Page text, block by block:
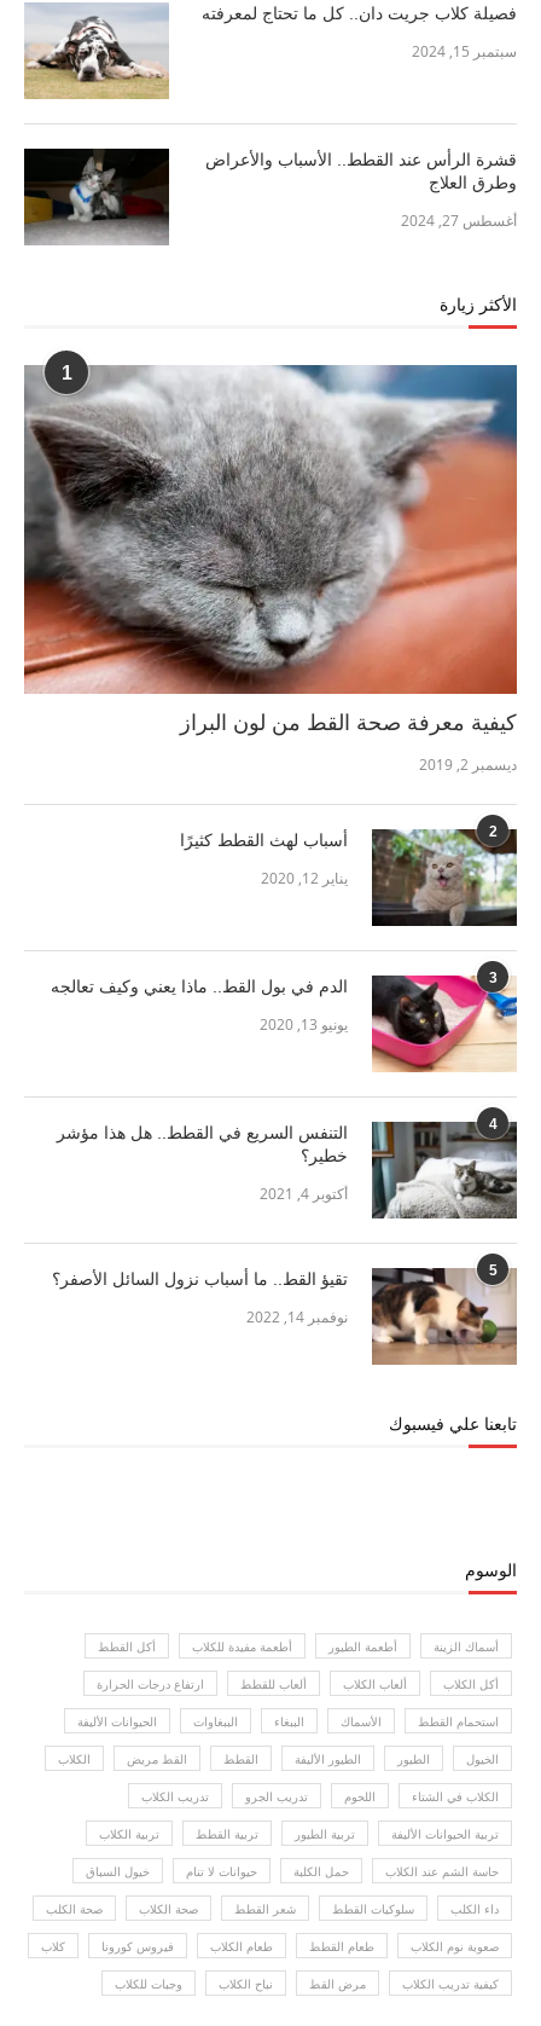
فصيلة كلاب جريت دان.. كل ما تحتاج لمعرفته
سبتمبر 15, 2024
قشرة الرأس عند القطط.. الأسباب والأعراض
وطرق العلاج
أغسطس 27, 2024
الأكثر زيارة
1
كيفية معرفة صحة القط من لون البراز
ديسمبر 2, 2019
2 أسباب لهث القطط كثيرًا
يناير 12, 2020
3 الدم في بول القط.. ماذا يعني وكيف تعالجه
يونيو 13, 2020
4
التنفس السريع في القطط.. هل هذا مؤشر
خطير؟
أكتوبر 4, 2021
5 تقيؤ القط.. ما أسباب نزول السائل الأصفر؟
نوفمبر 14, 2022
تابعنا علي فيسبوك
الوسوم
أسماك الزينة أطعمة الطيور أطعمة مفيدة للكلاب أكل القطط
أكل الكلاب ألعاب الكلاب ألعاب للقطط ارتفاع درجات الحرارة
استحمام القطط الأسماك الببغاء الببغاوات الحيوانات الأليفة
الخيول الطيور الطيور الأليفة القطط القط مريض الكلاب
الكلاب في الشتاء اللحوم تدريب الجرو تدريب الكلاب
تربية الحيوانات الأليفة تربية الطيور تربية القطط تربية الكلاب
حاسة الشم عند الكلاب حمل الكلبة حيوانات لا تنام خيول السباق
داء الكلب سلوكيات القطط شعر القطط صحة الكلاب صحة الكلب
صعوبة نوم الكلاب طعام القطط طعام الكلاب فيروس كورونا كلاب
كيفية تدريب الكلاب مرض القط نباح الكلاب وجبات للكلاب